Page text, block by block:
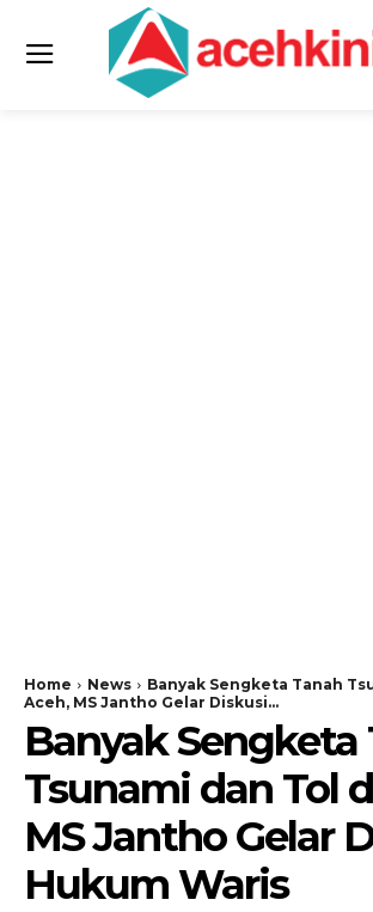
Home News
Banyak Sengketa Tanah
Aceh, MS Jantho Gelar Diskusi...
Banyak Sengketa
Tsunami dan Tol
MS Jantho Gelar
Hukum Waris